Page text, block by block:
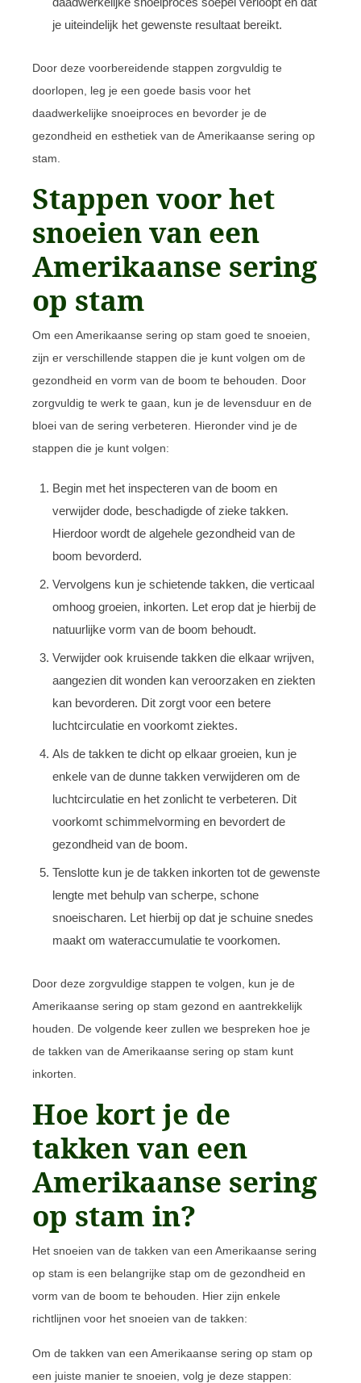
je uiteindelijk het gewenste resultaat bereikt.
Door deze voorbereidende stappen zorgvuldig te
doorlopen, leg je een goede basis voor het
daadwerkelijke snoeiproces en bevorder je de
gezondheid en esthetiek van de Amerikaanse sering op
stam.
Stappen voor het
snoeien van een
Amerikaanse sering
op stam
Om een Amerikaanse sering op stam goed te snoeien,
zijn er verschillende stappen die je kunt volgen om de
gezondheid en vorm van de boom te behouden. Door
zorgvuldig te werk te gaan, kun je de levensduur en de
bloei van de sering verbeteren. Hieronder vind je de
stappen die je kunt volgen:
Begin met het inspecteren van de boom en
verwijder dode, beschadigde of zieke takken.
Hierdoor wordt de algehele gezondheid van de
boom bevorderd.
Vervolgens kun je schietende takken, die verticaal
omhoog groeien, inkorten. Let erop dat je hierbij de
natuurlijke vorm van de boom behoudt.
Verwijder ook kruisende takken die elkaar wrijven,
aangezien dit wonden kan veroorzaken en ziekten
kan bevorderen. Dit zorgt voor een betere
luchtcirculatie en voorkomt ziektes.
Als de takken te dicht op elkaar groeien, kun je
enkele van de dunne takken verwijderen om de
luchtcirculatie en het zonlicht te verbeteren. Dit
voorkomt schimmelvorming en bevordert de
gezondheid van de boom.
Tenslotte kun je de takken inkorten tot de gewenste
lengte met behulp van scherpe, schone
snoeischaren. Let hierbij op dat je schuine snedes
maakt om wateraccumulatie te voorkomen.
Door deze zorgvuldige stappen te volgen, kun je de
Amerikaanse sering op stam gezond en aantrekkelijk
houden. De volgende keer zullen we bespreken hoe je
de takken van de Amerikaanse sering op stam kunt
inkorten.
Hoe kort je de
takken van een
Amerikaanse sering
op stam in?
Het snoeien van de takken van een Amerikaanse sering
op stam is een belangrijke stap om de gezondheid en
vorm van de boom te behouden. Hier zijn enkele
richtlijnen voor het snoeien van de takken:
Om de takken van een Amerikaanse sering op stam op
een juiste manier te snoeien, volg je deze stappen: